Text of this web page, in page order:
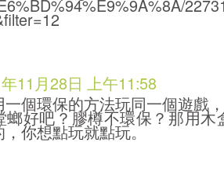
11月28日 上午11:58
一個環保的方法玩同一個遊戲
螂好吧？膠樽不環保？那用木
，你想點玩就點玩。